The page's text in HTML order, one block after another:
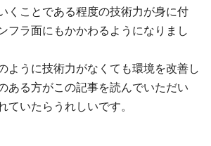
くことである程度の技術力が身に付
フラ面にもかかわるようになりまし
ように技術力がなくても環境を改善し
ある方がこの記事を読んでいただい
ていたらうれしいです。